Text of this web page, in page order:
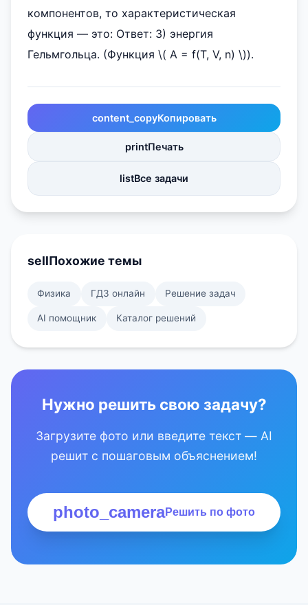
компонентов, то характеристическая
функция — это: Ответ: 3) энергия
Гельмгольца. (Функция \( A = f(T, V, n) \)).
content_copyКопировать
printПечать
listВсе задачи
sellПохожие темы
Физика ГДЗ онлайн Решение задач
AI помощник Каталог решений
Нужно решить свою задачу?
Загрузите фото или введите текст — AI
решит с пошаговым объяснением!
photo_cameraРешить по фото